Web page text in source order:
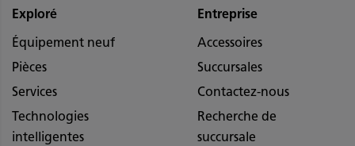
Exploré
Équipement neuf
Pièces
Services
Technologies
intelligentes
Entreprise
Accessoires
Succursales
Contactez-nous
Recherche de
succursale